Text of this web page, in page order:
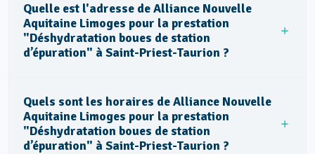
Quelle est l'adresse de Alliance Nouvelle
Aquitaine Limoges pour la prestation
"Déshydratation boues de station
d’épuration" à Saint-Priest-Taurion ?
Quels sont les horaires de Alliance Nouvelle
Aquitaine Limoges pour la prestation
"Déshydratation boues de station
d’épuration" à Saint-Priest-Taurion ?